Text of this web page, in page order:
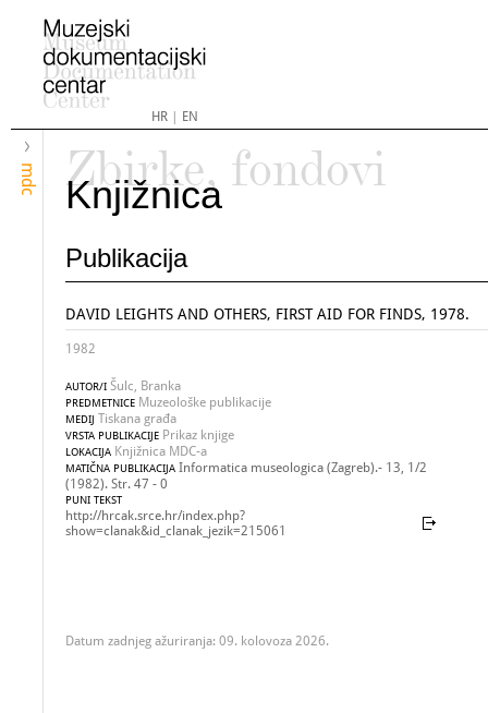
HR| EN
mdc
Zbirke, fondovi
Knjižnica
Publikacija
DAVID LEIGHTS AND OTHERS, FIRST AID FOR FINDS, 1978.
1982
AUTOR/I Šulc, Branka
PREDMETNICE Muzeološke publikacije
MEDIJ Tiskana građa
VRSTA PUBLIKACIJE Prikaz knjige
LOKACIJA Knjižnica MDC-a
MATIČNA PUBLIKACIJA Informatica museologica (Zagreb).- 13, 1/2
(1982). Str. 47 - 0
PUNI TEKST
http://hrcak.srce.hr/index.php?
show=clanak&id_clanak_jezik=215061
Datum zadnjeg ažuriranja: 09. kolovoza 2026.